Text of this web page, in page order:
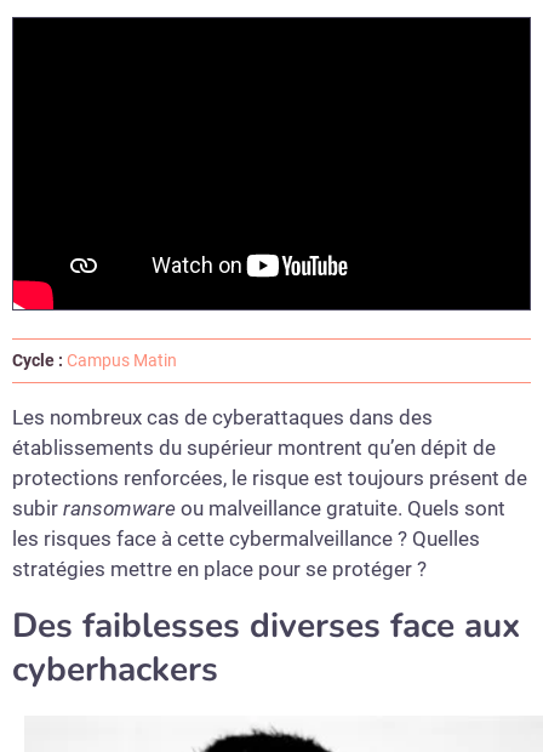
Cycle : Campus Matin
Les nombreux cas de cyberattaques dans des
établissements du supérieur montrent qu’en dépit de
protections renforcées, le risque est toujours présent de
subir ransomware ou malveillance gratuite. Quels sont
les risques face à cette cybermalveillance ? Quelles
stratégies mettre en place pour se protéger ?
Des faiblesses diverses face aux
cyberhackers